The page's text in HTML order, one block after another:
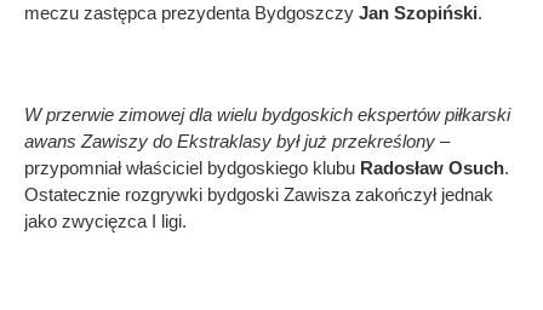
meczu zastępca prezydenta Bydgoszczy Jan Szopiński.
W przerwie zimowej dla wielu bydgoskich ekspertów piłkarski
awans Zawiszy do Ekstraklasy był już przekreślony –
przypomniał właściciel bydgoskiego klubu Radosław Osuch.
Ostatecznie rozgrywki bydgoski Zawisza zakończył jednak
jako zwycięzca I ligi.